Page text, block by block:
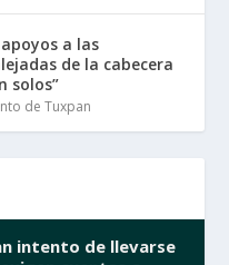
a las
de la cabecera
solos”
de Tuxpan